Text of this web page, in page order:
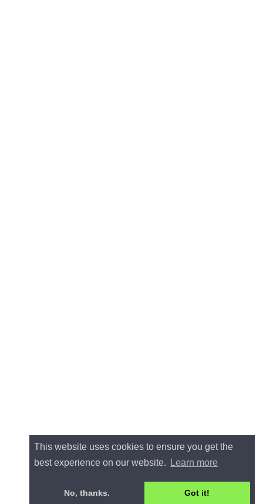
This website uses cookies to ensure you get the
best experience on our website.
Learn more
No, thanks. Got it!